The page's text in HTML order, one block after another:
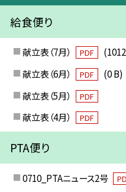
給食便り
献立表（7月） PDF
献立表（6月）
PDF
(0 B)
献立表（5月）
PDF
献立表（4月） PDF
PTA便り
0710_PTAニュース2号